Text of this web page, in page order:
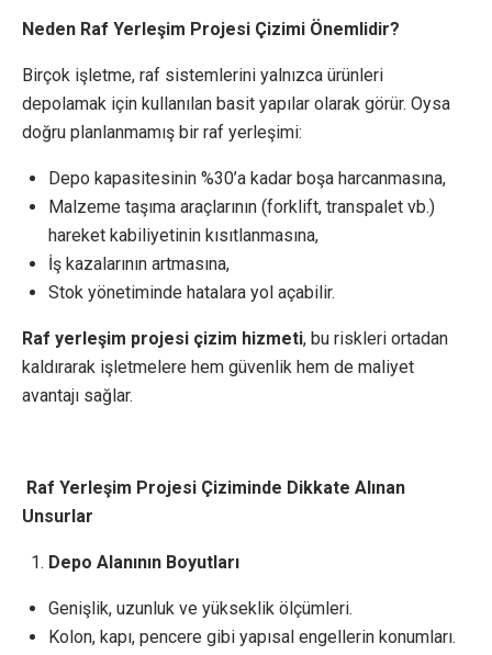
Neden Raf Yerleşim Projesi Çizimi Önemlidir?
Birçok işletme, raf sistemlerini yalnızca ürünleri
depolamak için kullanılan basit yapılar olarak görür. Oysa
doğru planlanmamış bir raf yerleşimi:
Depo kapasitesinin %30’a kadar boşa harcanmasına,
Malzeme taşıma araçlarının (forklift, transpalet vb.)
hareket kabiliyetinin kısıtlanmasına,
İş kazalarının artmasına,
Stok yönetiminde hatalara yol açabilir.
Raf yerleşim projesi çizim hizmeti, bu riskleri ortadan
kaldırarak işletmelere hem güvenlik hem de maliyet
avantajı sağlar.
Raf Yerleşim Projesi Çiziminde Dikkate Alınan
Unsurlar
Depo Alanının Boyutları
Genişlik, uzunluk ve yükseklik ölçümleri.
Kolon, kapı, pencere gibi yapısal engellerin konumları.